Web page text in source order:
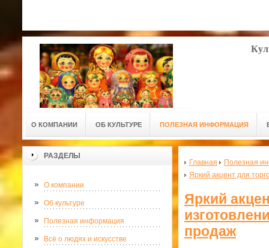
О КОМПАНИИ ОБ КУЛЬТУРЕ ПОЛЕЗНАЯ ИНФОРМАЦИЯ
РАЗДЕЛЫ
О компании
Об культуре
Полезная информация
Всё о людях и искусстве
Главная
Полезная
Яркий акцент для
Яркий
продаж